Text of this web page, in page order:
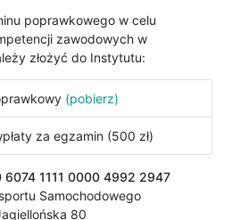
poprawkowego w celu
zawodowych w
złożyć do Instytutu:
(pobierz)
za egzamin (500 zł)
6074 1111 0000 4992 2947
Samochodowego
80